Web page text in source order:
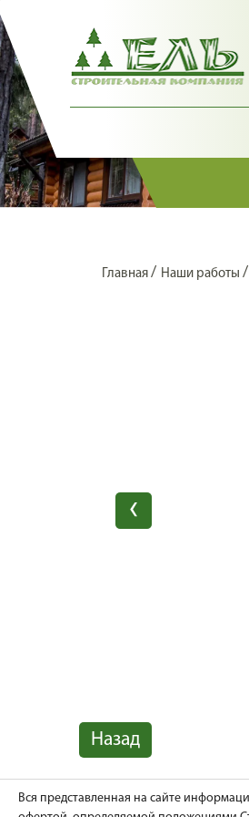
Главная / Наши работы /
Назад
Вся представленная на сайте